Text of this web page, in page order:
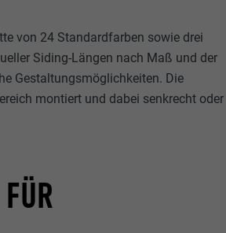
von 24 Standardfarben sowie drei
Siding-Längen nach Maß und der
Gestaltungsmöglichkeiten. Die
montiert und dabei senkrecht oder